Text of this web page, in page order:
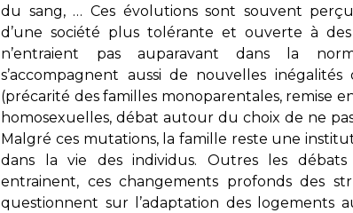
du sang, … Ces évolutions sont souvent
d’une société plus tolérante et ouverte à
n’entraient pas auparavant dans la
s’accompagnent aussi de nouvelles inégalités
(précarité des familles monoparentales, remise
homosexuelles, débat autour du choix de ne
Malgré ces mutations, la famille reste une
dans la vie des individus. Outres les débats
entrainent, ces changements profonds des
questionnent sur l’adaptation des logements